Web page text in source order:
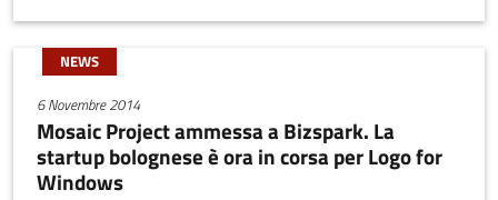
NEWS
6 Novembre 2014
Mosaic Project ammessa a Bizspark. La
startup bolognese è ora in corsa per Logo for
Windows